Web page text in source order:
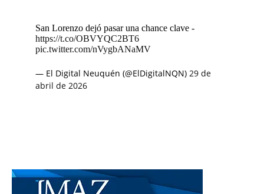
San Lorenzo dejó pasar una chance clave -
https://t.co/OBVYQC2BT6
pic.twitter.com/nVygbANaMV
— El Digital Neuquén (@ElDigitalNQN) 29 de
abril de 2026